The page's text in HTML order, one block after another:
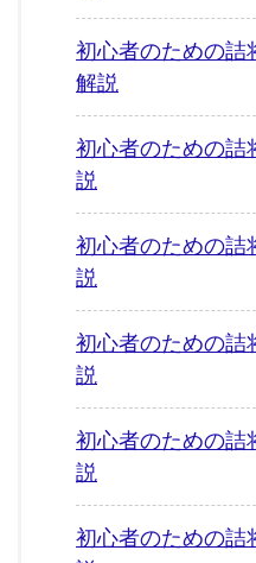
初心者のための
解説
初心者のための
説
初心者のための
説
初心者のための
説
初心者のための
説
初心者のための